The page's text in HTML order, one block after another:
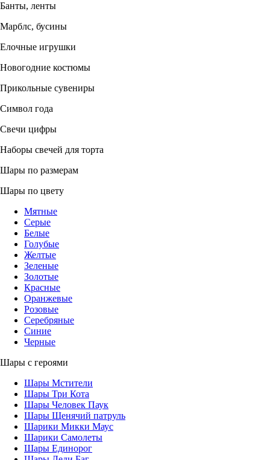
Банты, ленты
Марблс, бусины
Елочные игрушки
Новогодние костюмы
Прикольные сувениры
Символ года
Свечи цифры
Наборы свечей для торта
Шары по размерам
Шары по цвету
Мятные
Серые
Белые
Голубые
Желтые
Зеленые
Золотые
Красные
Оранжевые
Розовые
Серебряные
Синие
Черные
Шары с героями
Шары Мстители
Шары Три Кота
Шары Человек Паук
Шары Щенячий патруль
Шарики Микки Маус
Шарики Самолеты
Шары Единорог